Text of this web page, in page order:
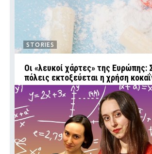
STORIES
Οι «λευκοί χάρτες» της Ευρώπης:
πόλεις εκτοξεύεται η χρήση